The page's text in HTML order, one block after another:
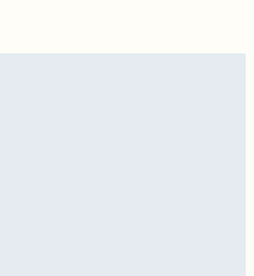
matelas, les surmatelas et les